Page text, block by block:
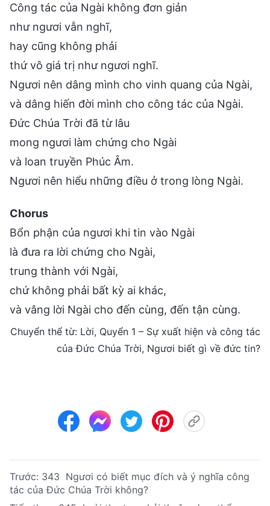
Công tác của Ngài không đơn giản
như ngươi vẫn nghĩ,
hay cũng không phải
thứ vô giá trị như ngươi nghĩ.
Ngươi nên dâng mình cho vinh quang của Ngài,
và dâng hiến đời mình cho công tác của Ngài.
Đức Chúa Trời đã từ lâu
mong ngươi làm chứng cho Ngài
và loan truyền Phúc Âm.
Ngươi nên hiểu những điều ở trong lòng Ngài.
Chorus
Bổn phận của ngươi khi tin vào Ngài
là đưa ra lời chứng cho Ngài,
trung thành với Ngài,
chứ không phải bất kỳ ai khác,
và vâng lời Ngài cho đến cùng, đến tận cùng.
Chuyển thể từ: Lời, Quyển 1 – Sự xuất hiện và công tác
của Đức Chúa Trời, Ngươi biết gì về đức tin?
Trước: 343 Ngươi có biết mục đích và ý nghĩa công
tác của Đức Chúa Trời không?